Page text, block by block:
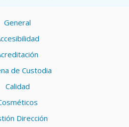
General
de Custodia
Calidad
Dirección